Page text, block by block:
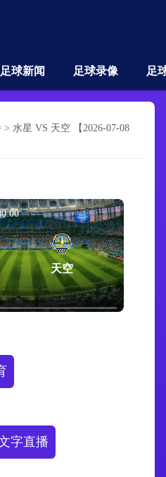
足球新闻 足球录像 足
> 水星 VS 天空 【2026-07-08
天空
字直播